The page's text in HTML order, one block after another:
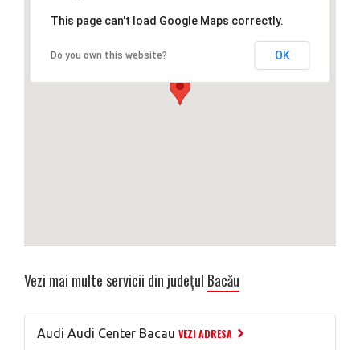
This page can't load Google Maps correctly.
Do you own this website? OK
Vezi mai multe servicii din județul Bacău
Audi Audi Center Bacau VEZI ADRESA